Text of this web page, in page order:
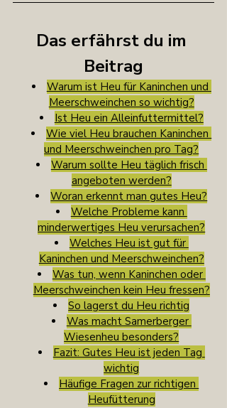
Das erfährst du im
Beitrag
Warum ist Heu für Kaninchen und
Meerschweinchen so wichtig?
Ist Heu ein Alleinfuttermittel?
Wie viel Heu brauchen Kaninchen
und Meerschweinchen pro Tag?
Warum sollte Heu täglich frisch
angeboten werden?
Woran erkennt man gutes Heu?
Welche Probleme kann
minderwertiges Heu verursachen?
Welches Heu ist gut für
Kaninchen und Meerschweinchen?
Was tun, wenn Kaninchen oder
Meerschweinchen kein Heu fressen?
So lagerst du Heu richtig
Was macht Samerberger
Wiesenheu besonders?
Fazit: Gutes Heu ist jeden Tag
wichtig
Häufige Fragen zur richtigen
Heufütterung